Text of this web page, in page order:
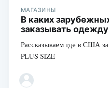
МАГАЗИНЫ
В каких
заказывать
Рассказываем где в США
PLUS SIZE